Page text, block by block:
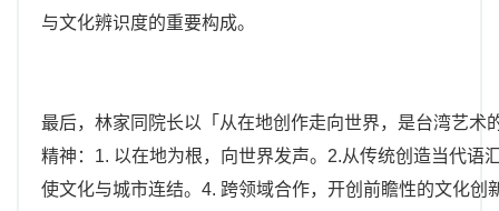
与文化辨识度的重要构成。
最后，林家同院长以「从在地创作走向世界，是台湾艺术
精神：1. 以在地为根，向世界发声。2.从传统创造当代语
使文化与城市连结。4. 跨领域合作，开创前瞻性的文化创